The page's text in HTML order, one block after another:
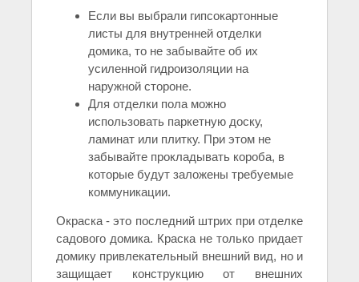
Если вы выбрали гипсокартонные
листы для внутренней отделки
домика, то не забывайте об их
усиленной гидроизоляции на
наружной стороне.
Для отделки пола можно
использовать паркетную доску,
ламинат или плитку. При этом не
забывайте прокладывать короба, в
которые будут заложены требуемые
коммуникации.
Окраска - это последний штрих при отделке
садового домика. Краска не только придает
домику привлекательный внешний вид, но и
защищает конструкцию от внешних